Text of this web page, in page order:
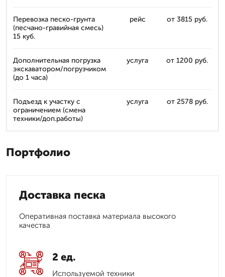
Перевозка песко-грунта
(песчано-гравийная смесь)
15 куб.
рейс от 3815 руб.
Дополнительная погрузка
экскаватором/погрузчиком
(до 1 часа)
услуга от 1200 руб.
Подъезд к участку с
ограничением (смена
техники/доп.работы)
услуга от 2578 руб.
Портфолио
Доставка песка
Оперативная поставка материала высокого
качества
2 ед.
Используемой техники